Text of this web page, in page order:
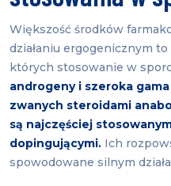
Większość środków
działaniu ergogenicznym
których stosowanie w
androgeny i szeroka
zwanych steroidami
są najczęściej
dopingującymi. Ich
spowodowane silnym